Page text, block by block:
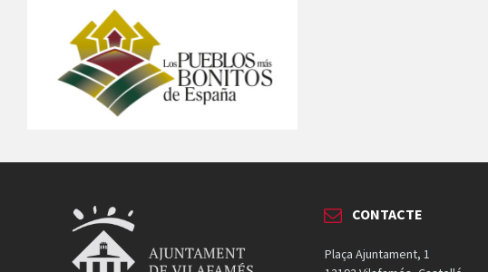
CONTACTE
Plaça Ajuntament, 1